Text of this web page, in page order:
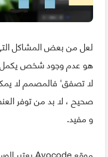
لعل من بعض المشاكل
هو عدم وجود شخص يكمل
لا تصفق' فالمصمم لا
صحيح ، لا بد من توفر
و مفيد.